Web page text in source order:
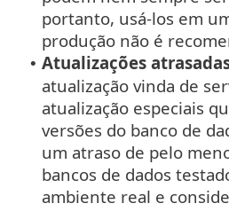
portanto, usá-los em
produção não é
• Atualizações
atualização vinda de
atualização especiais
versões do banco de
um atraso de pelo
bancos de dados
ambiente real e